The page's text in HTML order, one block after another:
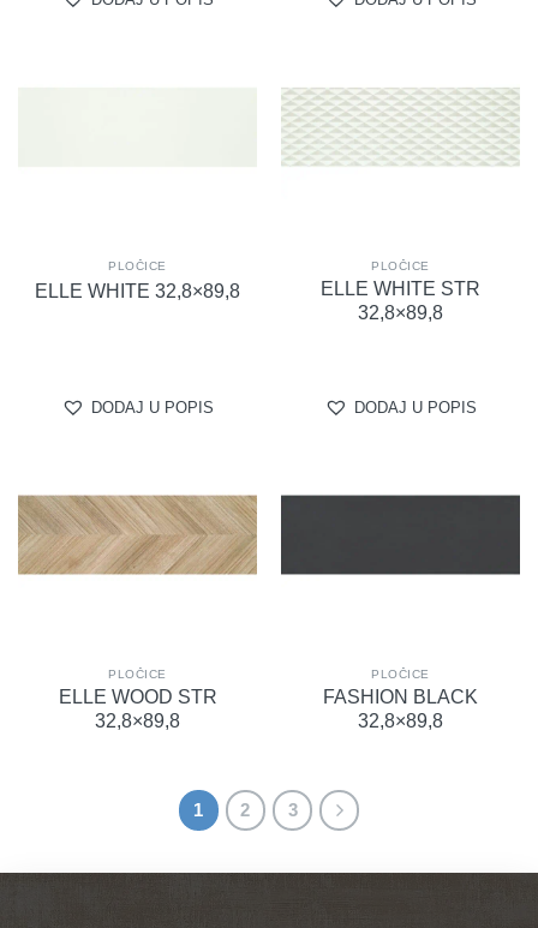
PLOČICE
ELLE WHITE 32,8×89,8
PLOČICE
ELLE WHITE STR
32,8×89,8
DODAJ U POPIS
PLOČICE
ELLE WOOD STR
32,8×89,8
DODAJ U POPIS
PLOČICE
FASHION BLACK
32,8×89,8
1 2 3